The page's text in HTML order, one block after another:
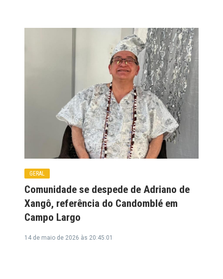
GERAL
Comunidade se despede de Adriano de
Xangô, referência do Candomblé em
Campo Largo
14 de maio de 2026 às 20:45:01